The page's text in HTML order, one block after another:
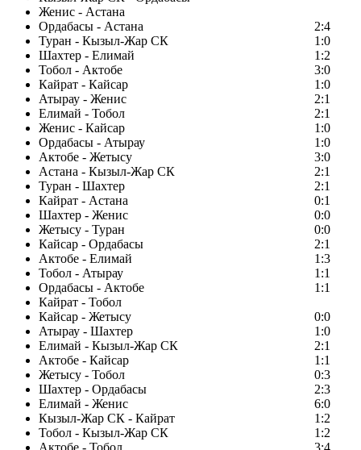
Женис - Астана
Ордабасы - Астана
2:4
Туран - Кызыл-Жар СК
1:0
Шахтер - Елимай
1:2
Тобол - Актобе
3:0
Кайрат - Кайсар
1:0
Атырау - Женис
2:1
Елимай - Тобол
2:1
Женис - Кайсар
1:0
Ордабасы - Атырау
1:0
Актобе - Жетысу
3:0
Астана - Кызыл-Жар СК
2:1
Туран - Шахтер
2:1
Кайрат - Астана
0:1
Шахтер - Женис
0:0
Жетысу - Туран
0:0
Кайсар - Ордабасы
2:1
Актобе - Елимай
1:3
Тобол - Атырау
1:1
Ордабасы - Актобе
1:1
Кайрат - Тобол
Кайсар - Жетысу
0:0
Атырау - Шахтер
1:0
Елимай - Кызыл-Жар СК
2:1
Актобе - Кайсар
1:1
Жетысу - Тобол
0:3
Шахтер - Ордабасы
2:3
Елимай - Женис
6:0
Кызыл-Жар СК - Кайрат
1:2
Тобол - Кызыл-Жар СК
1:2